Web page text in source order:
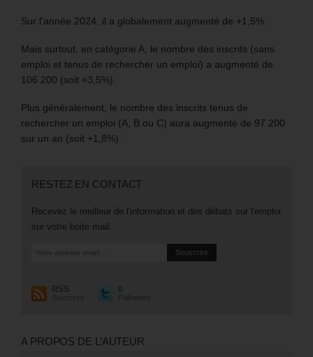
Sur l’année 2024, il a globalement augmenté de +1,5%.
Mais surtout, en catégorie A, le nombre des inscrits (sans
emploi et tenus de rechercher un emploi) a augmenté de
106 200 (soit +3,5%).
Plus généralement, le nombre des inscrits tenus de
rechercher un emploi (A, B ou C) aura augmenté de 97 200
sur un an (soit +1,8%).
RESTEZ EN CONTACT
Recevez le meilleur de l'information et des débats sur l'emploi
sur votre boite mail.
RSS
Souscrire
0
Followers
A PROPOS DE L’AUTEUR